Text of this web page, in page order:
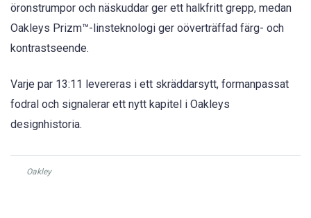
öronstrumpor och näskuddar ger ett halkfritt grepp, medan
Oakleys Prizm™-linsteknologi ger oöverträffad färg- och
kontrastseende.
Varje par 13:11 levereras i ett skräddarsytt, formanpassat
fodral och signalerar ett nytt kapitel i Oakleys
designhistoria.
Oakley